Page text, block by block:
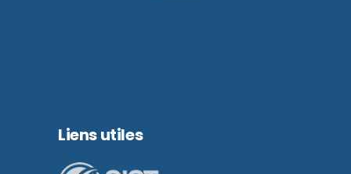
Liens utiles